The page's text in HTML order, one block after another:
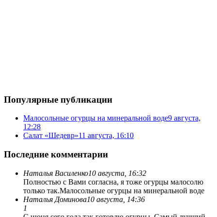
Популярные публикации
Малосольные огурцы на минеральной воде9 августа,
12:28
Салат «Шедевр»11 августа, 16:10
Последние комментарии
Наталья Василенко10 августа, 16:32
Полностью с Вами согласна, я тоже огурцы малосолю
только так.Малосольные огурцы на минеральной воде
Наталья Доминова10 августа, 14:36
1